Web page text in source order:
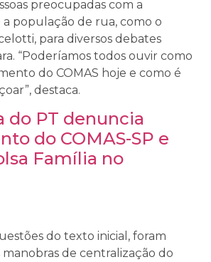
preocupadas com a
a população de rua, como o
para diversos debates
“Poderíamos todos ouvir como
do COMAS hoje e como é
destaca.
do PT denuncia
do COMAS-SP e
Família no
do texto inicial, foram
manobras de centralização do